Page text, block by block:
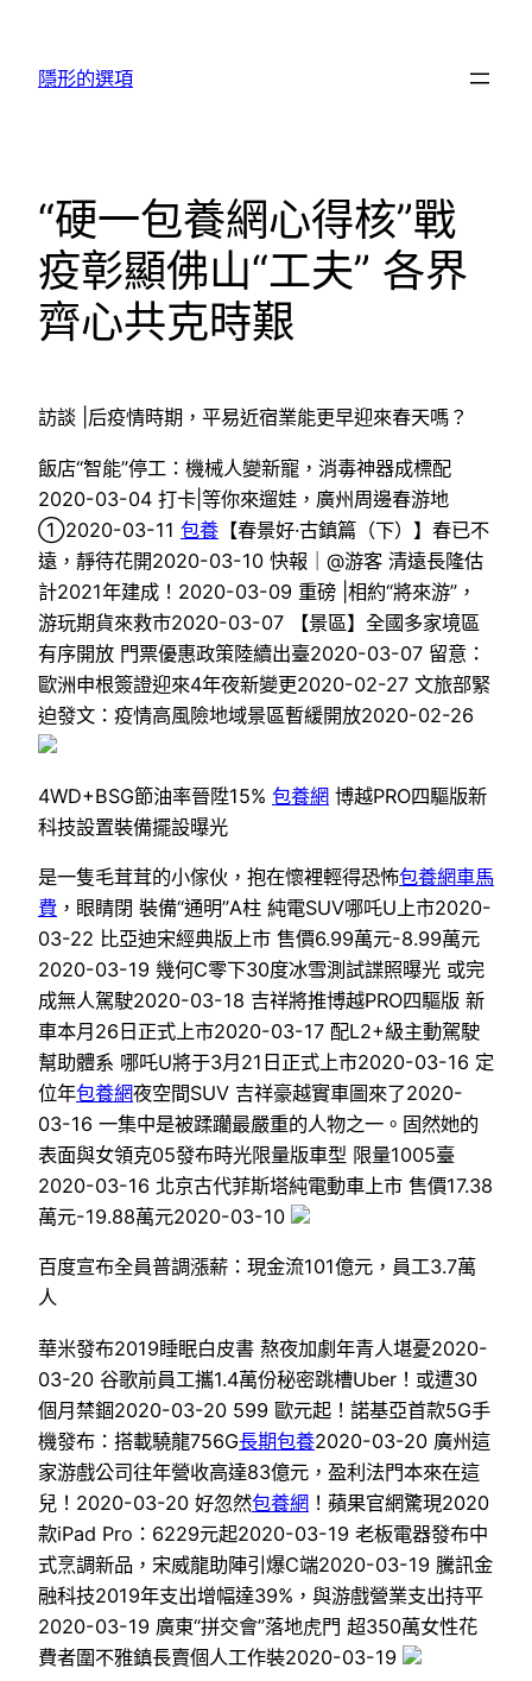
隱形的選項
“硬一包養網心得核”戰
疫彰顯佛山“工夫” 各界
齊心共克時艱
訪談 |后疫情時期，平易近宿業能更早迎來春天嗎？
飯店“智能”停工：機械人變新寵，消毒神器成標配
2020-03-04 打卡|等你來遛娃，廣州周邊春游地
①2020-03-11 包養 【春景好·古鎮篇（下）】春已不
遠，靜待花開2020-03-10 快報｜@游客 清遠長隆估
計2021年建成！2020-03-09 重磅 |相約“將來游”，
游玩期貨來救市2020-03-07 【景區】全國多家境區
有序開放 門票優惠政策陸續出臺2020-03-07 留意：
歐洲申根簽證迎來4年夜新變更2020-02-27 文旅部緊
迫發文：疫情高風險地域景區暫緩開放2020-02-26
​4WD+BSG節油率晉陞15% 包養網 博越PRO四驅版新
科技設置裝備擺設曝光
是一隻毛茸茸的小傢伙，抱在懷裡輕得恐怖包養網車馬
費 ，眼睛閉 裝備“通明”A柱 純電SUV哪吒U上市2020-
03-22 比亞迪宋經典版上市 售價6.99萬元-8.99萬元
2020-03-19 ​幾何C零下30度冰雪測試諜照曝光 或完
成無人駕駛2020-03-18 吉祥將推博越PRO四驅版 新
車本月26日正式上市2020-03-17 ​配L2+級主動駕駛
幫助體系 哪吒U將于3月21日正式上市2020-03-16 定
位年包養網夜空間SUV 吉祥豪越實車圖來了2020-
03-16 一集中是被蹂躪最嚴重的人物之一。固然她的
表面與女領克05發布時光限量版車型 限量1005臺
2020-03-16 北京古代菲斯塔純電動車上市 售價17.38
萬元-19.88萬元2020-03-10
百度宣布全員普調漲薪：現金流101億元，員工3.7萬
人
華米發布2019睡眠白皮書 熬夜加劇年青人堪憂2020-
03-20 谷歌前員工攜1.4萬份秘密跳槽Uber！或遭30
個月禁錮2020-03-20 599 歐元起！諾基亞首款5G手
機發布：搭載驍龍756G長期包養2020-03-20 廣州這
家游戲公司往年營收高達83億元，盈利法門本來在這
兒！2020-03-20 好忽然包養網 ！蘋果官網驚現2020
款iPad Pro：6229元起2020-03-19 老板電器發布中
式烹調新品，宋威龍助陣引爆C端2020-03-19 騰訊金
融科技2019年支出增幅達39%，與游戲營業支出持平
2020-03-19 廣東“拼交會”落地虎門 超350萬女性花
費者圍不雅鎮長賣個人工作裝2020-03-19